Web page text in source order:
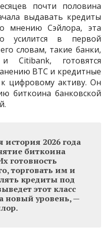
почти половина
выдавать кредиты
мнению Сэйлора, эта
усилится в первой
словам, такие банки,
Citibank, готовятся
BTC и кредитные
цифровому активу. Он
биткоина банковской
история 2026 года
биткоина
готовность
торговать им и
кредиты под
этот класс
новый уровень, —